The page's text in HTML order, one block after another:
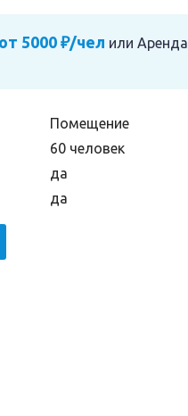
от 5000 ₽/чел или Аренда
Помещение
60 человек
да
да